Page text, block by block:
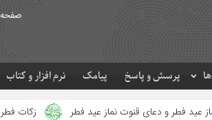
پرسش و پاسخ پیامک نرم افزار و کتاب
قنوت نماز عید فطر زکات فطره میهمانِ شب